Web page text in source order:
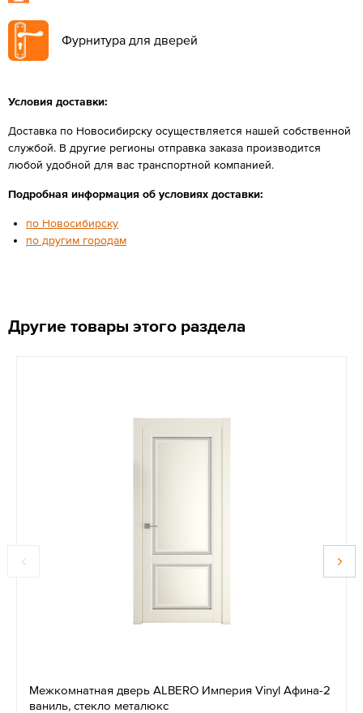
Фурнитура для дверей
Условия доставки:
Доставка по Новосибирску осуществляется нашей собственной
службой. В другие регионы отправка заказа производится
любой удобной для вас транспортной компанией.
Подробная информация об условиях доставки:
по Новосибирску
по другим городам
Другие товары этого раздела
Межкомнатная дверь ALBERO Империя Vinyl Афина-2
ваниль, стекло металюкс